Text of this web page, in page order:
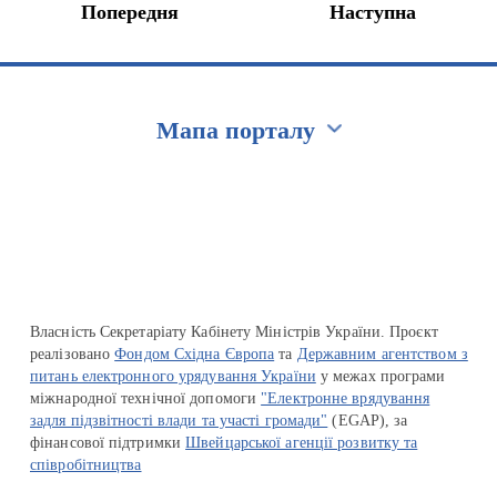
Попередня Наступна
Мапа порталу
Власність Секретаріату Кабінету Міністрів України. Проєкт
реалізованоФондом Східна Європа та Державним агентством з
питань електронного урядування України у межах програми
міжнародної технічної допомоги "Електронне врядування
задля підзвітності влади та участі громади" (EGAP), за
фінансової підтримкиШвейцарської агенції розвитку та
співробітництва